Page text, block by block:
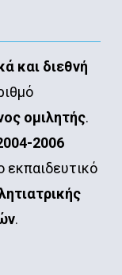
και διεθνή
ομιλητής.
2006
εκπαιδευτικό
.